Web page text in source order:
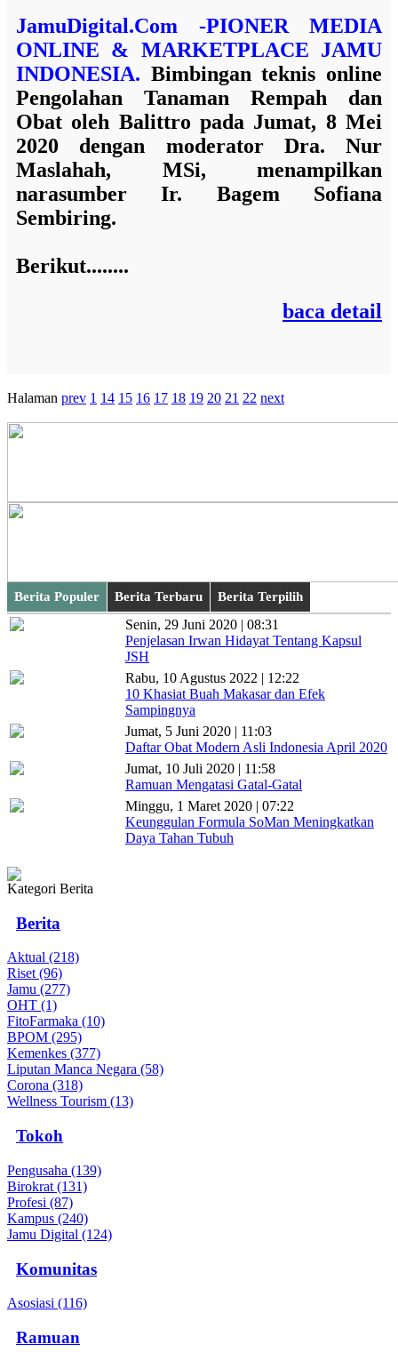
JamuDigital.Com -PIONER MEDIA
ONLINE & MARKETPLACE JAMU
INDONESIA. Bimbingan teknis online
Pengolahan Tanaman Rempah dan
Obat oleh Balittro pada Jumat, 8 Mei
2020 dengan moderator Dra. Nur
Maslahah, MSi, menampilkan
narasumber Ir. Bagem Sofiana
Sembiring.
Berikut........
baca detail
Halaman prev 1 14 15 16 17 18 19 20 21 22 next
Berita Populer Berita Terbaru Berita Terpilih
Senin, 29 Juni 2020 | 08:31
Penjelasan Irwan Hidayat Tentang Kapsul
JSH
Rabu, 10 Agustus 2022 | 12:22
10 Khasiat Buah Makasar dan Efek
Sampingnya
Jumat, 5 Juni 2020 | 11:03
Daftar Obat Modern Asli Indonesia April 2020
Jumat, 10 Juli 2020 | 11:58
Ramuan Mengatasi Gatal-Gatal
Minggu, 1 Maret 2020 | 07:22
Keunggulan Formula SoMan Meningkatkan
Daya Tahan Tubuh
Kategori Berita
Berita
Aktual (218)
Riset (96)
Jamu (277)
OHT (1)
FitoFarmaka (10)
BPOM (295)
Kemenkes (377)
Liputan Manca Negara (58)
Corona (318)
Wellness Tourism (13)
Tokoh
Pengusaha (139)
Birokrat (131)
Profesi (87)
Kampus (240)
Jamu Digital (124)
Komunitas
Asosiasi (116)
Ramuan